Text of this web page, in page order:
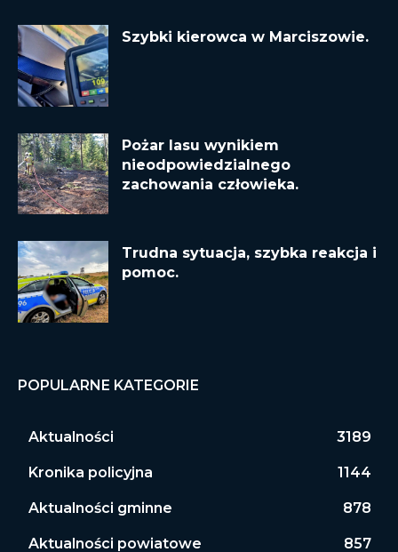
Szybki kierowca w Marciszowie.
Pożar lasu wynikiem
nieodpowiedzialnego
zachowania człowieka.
Trudna sytuacja, szybka reakcja i
pomoc.
POPULARNE KATEGORIE
Aktualności 3189
Kronika policyjna 1144
Aktualności gminne 878
Aktualności powiatowe 857